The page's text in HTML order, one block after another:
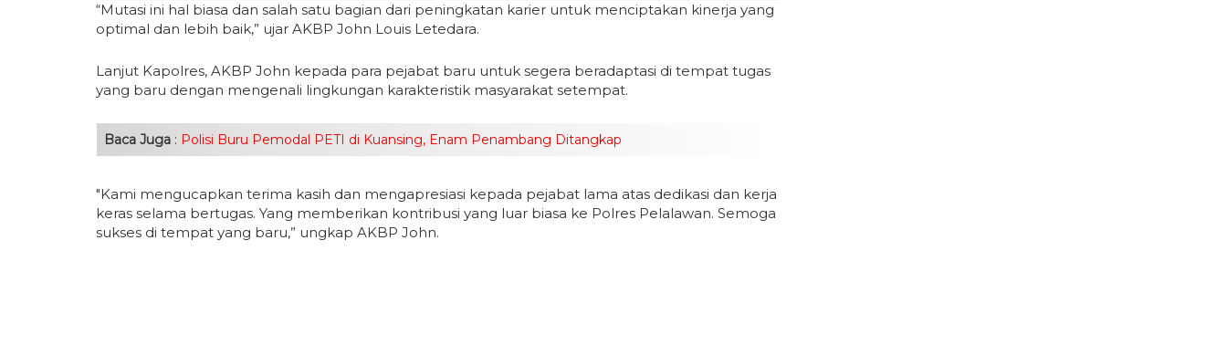
“Mutasi ini hal biasa dan salah satu bagian dari peningkatan karier untuk menciptakan kinerja yang
optimal dan lebih baik,” ujar AKBP John Louis Letedara.
Lanjut Kapolres, AKBP John kepada para pejabat baru untuk segera beradaptasi di tempat tugas
yang baru dengan mengenali lingkungan karakteristik masyarakat setempat.
Baca Juga : Polisi Buru Pemodal PETI di Kuansing, Enam Penambang Ditangkap
"Kami mengucapkan terima kasih dan mengapresiasi kepada pejabat lama atas dedikasi dan kerja
keras selama bertugas. Yang memberikan kontribusi yang luar biasa ke Polres Pelalawan. Semoga
sukses di tempat yang baru,” ungkap AKBP John.